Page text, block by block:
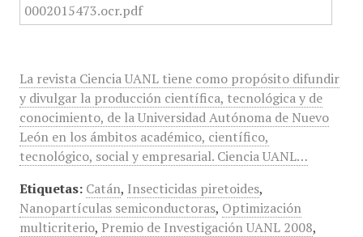
La revista Ciencia UANL tiene como propósito difundir
y divulgar la producción científica, tecnológica y de
conocimiento, de la Universidad Autónoma de Nuevo
León en los ámbitos académico, científico,
tecnológico, social y empresarial. Ciencia UANL…
Etiquetas: Catán, Insecticidas piretoides,
Nanopartículas semiconductoras, Optimización
multicriterio, Premio de Investigación UANL 2008,